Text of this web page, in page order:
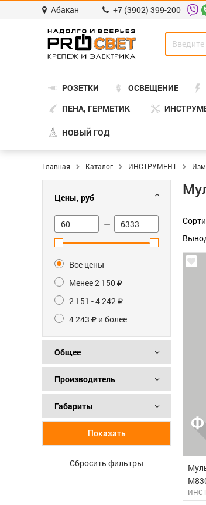
Абакан +7 (3902) 399-200
РОЗЕТКИ ОСВЕЩЕНИЕ
ПЕНА, ГЕРМЕТИК
НОВЫЙ ГОД
Главная Каталог ИНСТРУМЕНТ
Цены, руб
—
Все цены
Менее 2 150
2 151 - 4 242
4 243
и более
Общее
Производитель
Габариты
Показать
Сбросить фильтры